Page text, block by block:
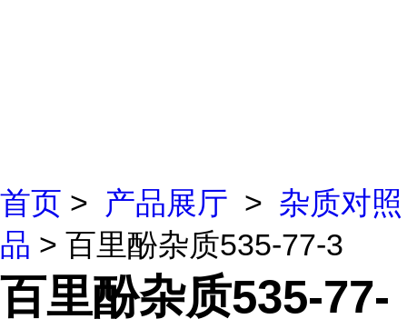
首页 > 产品展厅 > 杂质对照
品 > 百里酚杂质535-77-3
百里酚杂质535-77-